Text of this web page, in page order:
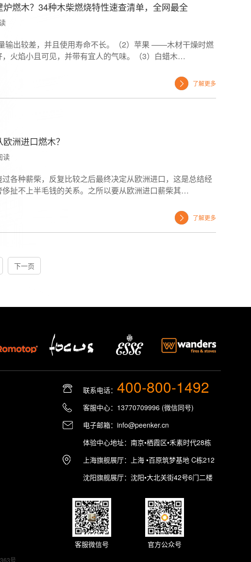
燃木？34种木柴燃烧特性速查清单，全网最全
输出较差，并且使用寿命不长。（2）苹果 ——木材干燥时燃
火焰小且可见，并带有宜人的气味。（3）白蜡木…
了解更多
洲进口燃木？
读
各种薪柴，反复比较之后最终决定从欧洲进口，这是总结经
扯不上半毛钱的关系。之所以要从欧洲进口薪柴其…
了解更多
下一页
联系电话： 400-800-1492
客服中心：13770709996 (微信同号)
电子邮箱：info@peenker.cn
体验中心地址：南京•栖霞区•禾素时代28栋
上海旗舰展厅：上海 •百原筑梦基地 C栋212
沈阳旗舰展厅：沈阳•大北关街42号6门二楼
客服微信号 官方公众号
号